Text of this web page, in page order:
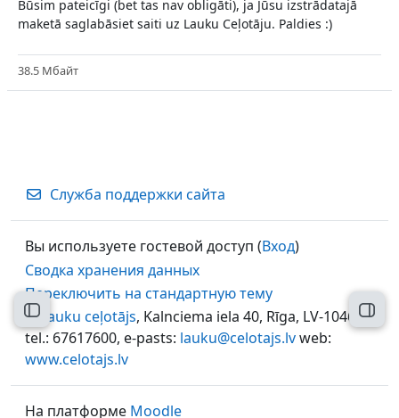
Открыть оглавление курса
Būsim pateicīgi (bet tas nav obligāti), ja Jūsu izstrādatajā
maketā saglabāsiet saiti uz Lauku Ceļotāju. Paldies :)
38.5 Мбайт
Служба поддержки сайта
Вы используете гостевой доступ (Вход)
Сводка хранения данных
Переключить на стандартную тему
© Lauku ceļotājs, Kalnciema iela 40, Rīga, LV-1046,
tel.: 67617600, e-pasts: lauku@celotajs.lvweb:
www.celotajs.lv
На платформе Moodle